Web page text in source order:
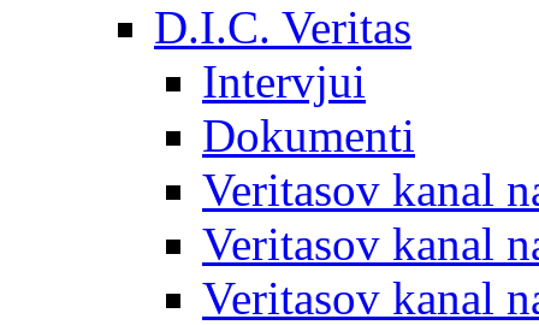
D.I.C. Veritas
Intervjui
Dokumenti
Veritasov kanal
Veritasov kanal
Veritasov kanal